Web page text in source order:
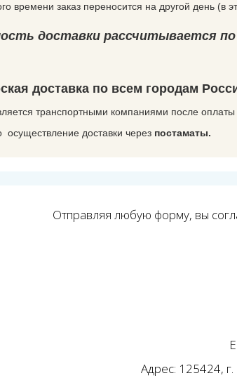
времени заказ переносится на другой день (в
доставки рассчитывается
доставка по всем городам
транспортными компаниями после оплаты
осуществление доставки через постаматы.
Отправляя любую форму, вы
Адрес: 125424,